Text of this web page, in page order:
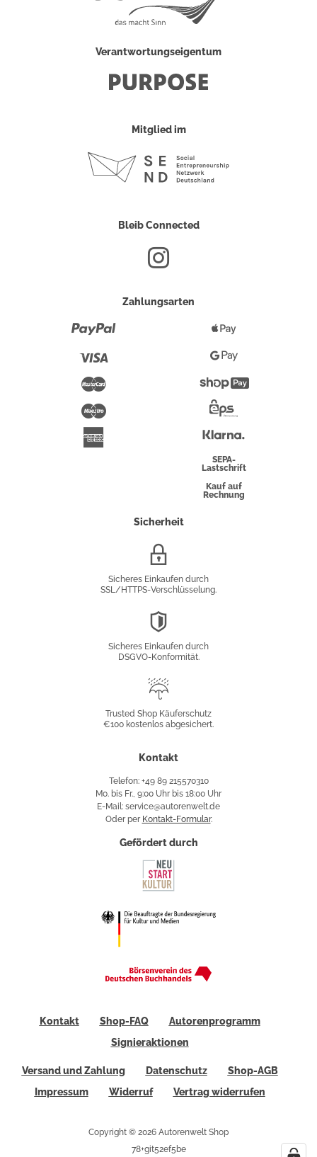
Verantwortungseigentum
Mitglied im
Bleib Connected
Zahlungsarten
Maestro
Pay
Google
Pay
Überweisung
SEPA-
Lastschrift
Kauf auf
Rechnung
Sicherheit
Sicheres Einkaufen durch
SSL/HTTPS-Verschlüsselung.
Sicheres Einkaufen durch
DSGVO-Konformität.
Käuferschutz
Trusted Shop Käuferschutz
€100 kostenlos abgesichert.
Kontakt
Telefon: +49 89 215570310
Mo. bis Fr., 9:00 Uhr bis 18:00 Uhr
E-Mail: service@autorenwelt.de
Oder per Kontakt-Formular.
Gefördert durch
Kontakt Shop-FAQ
Autorenprogramm
Signieraktionen
Versand und Zahlung Datenschutz
Shop-AGB
Impressum
Widerruf Vertrag widerrufen
Copyright © 2026 Autorenwelt Shop
78+git52ef5be